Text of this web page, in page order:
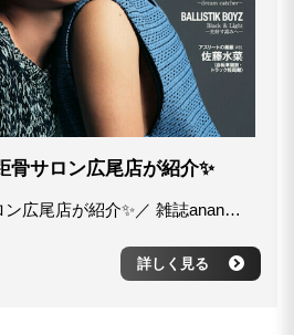
骨サロン広尾店が紹介✨
＼雑誌ananで距骨サロン広尾店が紹介✨／ 雑誌ananのNo.2398号「美脚・美尻トレ」特集の中で「プロの手に任せながら」コーナー(P103）に距骨サロン広尾店が紹介されました‼️ セルフケアも大切ですが、足を変えるには時間がかかるので、プロのでも借りながら効率よく取り組んでみるのもオススメです♪ 距骨サロンは全国84店舗で展開中✨ https://kyokotsu.jp #距骨 #距骨サロン #外反母趾 #巻き爪 #足のむくみ #美脚 #美尻
詳しく見る